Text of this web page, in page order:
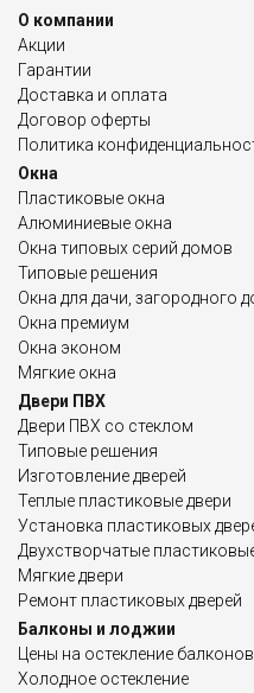
О компании
Акции
Гарантии
Доставка и оплата
Договор оферты
Политика
Окна
Пластиковые окна
Алюминиевые окна
Окна типовых серий домов
Типовые решения
Окна для дачи, загородного
Окна премиум
Окна эконом
Мягкие окна
Двери ПВХ
Двери ПВХ со стеклом
Типовые решения
Изготовление дверей
Теплые пластиковые двери
Установка пластиковых
Двухстворчатые
Мягкие двери
Ремонт пластиковых дверей
Балконы и лоджии
Цены на остекление балконов
Холодное остекление